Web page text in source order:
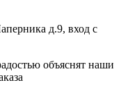
д.9, вход с
объяснят наши